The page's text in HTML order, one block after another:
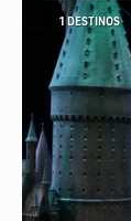
1 DESTINOS